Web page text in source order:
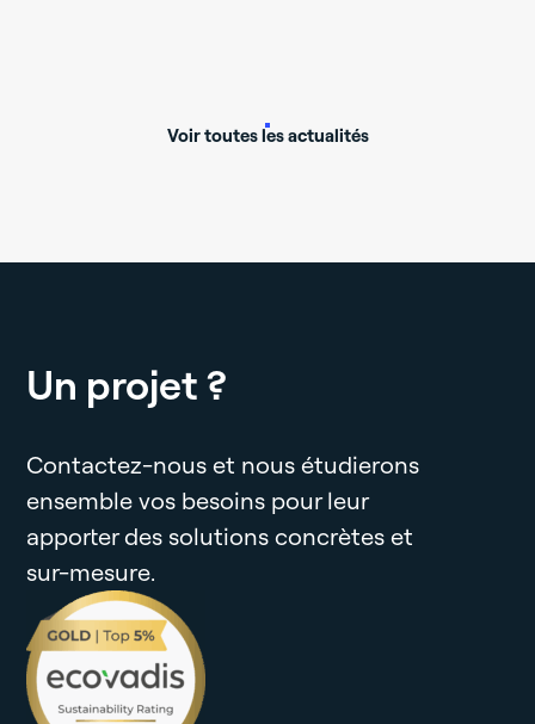
Voir toutes les actualités
Un projet ?
Contactez-nous et nous étudierons
ensemble vos besoins pour leur
apporter des solutions concrètes et
sur-mesure.